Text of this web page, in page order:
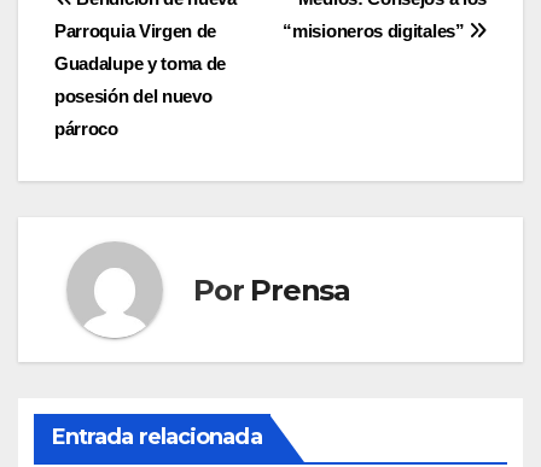
de
entradas
“misioneros digitales”
Parroquia Virgen de
Guadalupe y toma de
posesión del nuevo
párroco
Por Prensa
Entrada relacionada